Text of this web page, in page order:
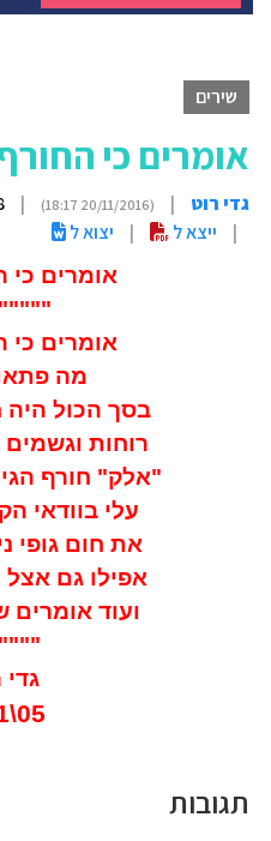
שירים
אומרים כי
גדי רוט |
(20/11/2016 18:17)
|
|
ייצא ל |
יצוא ל
אומרים כי
אומרים כי
מה
בסך הכול היה
רוחות
"אלק" חורף
עלי בוודאי
את חום גופי
אפילו גם
ועוד אומרים
גדי
05\11\1
תגובות